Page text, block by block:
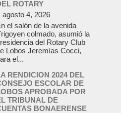
ROTARY
agosto 4, 2026
el salón de la avenida
colmado, asumió la
del Rotary Club
Lobos Jeremías Cocci,
el...
RENDICION 2024 DEL
ESCOLAR DE
APROBADA POR
TRIBUNAL DE
BONAERENSE